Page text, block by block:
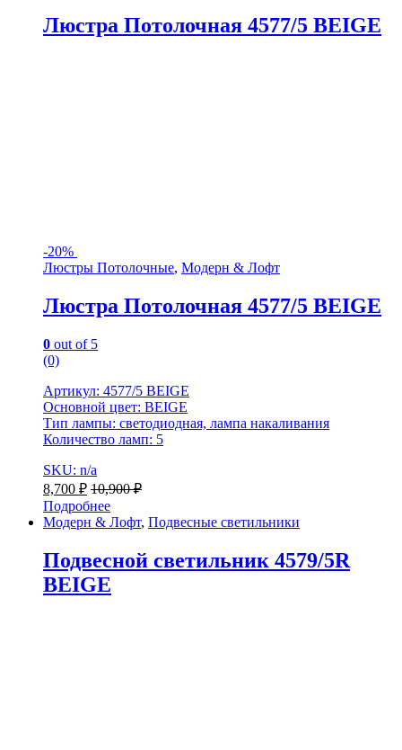
Люстра Потолочная 4577/5 BEIGE
-20%
Люстры Потолочные, Модерн & Лофт
Люстра Потолочная 4577/5 BEIGE
0 out of 5
(0)
Артикул: 4577/5 BEIGE
Основной цвет: BEIGE
Тип лампы: светодиодная, лампа накаливания
Количество ламп: 5
SKU: n/a
8,700 ₽ 10,900₽
Подробнее
Модерн & Лофт, Подвесные светильники
Подвесной светильник 4579/5R
BEIGE